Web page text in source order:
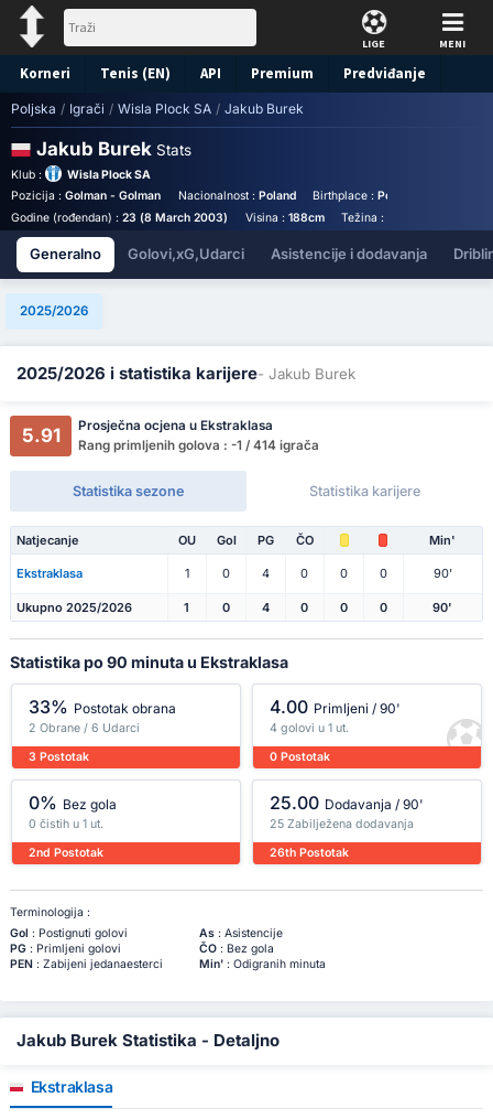
LIGE MENI
Korneri Tenis (EN) API Premium Predviđanje
Poljska / Igrači / Wisla Plock SA / Jakub Burek
Jakub Burek Stats
Klub :
Wisla Plock SA
Pozicija : Golman - Golman Nacionalnost : Poland Birthplace :Poland - Poland
Godine (rođendan) : 23 (8 March 2003) Visina : 188cm Težina :
Generalno Golovi,xG,Udarci Asistencije i dodavanja
2025/2026
2025/2026 i statistika karijere- Jakub Burek
5.91
Prosječna ocjena u Ekstraklasa
Rang primljenih golova : -1 / 414 igrača
Statistika sezone Statistika karijere
Natjecanje OU Gol PG ČO Min'
Ekstraklasa 1 0 4 0 0 0 90'
Ukupno 2025/2026 1 0 4 0 0 0 90'
Statistika po 90 minuta u Ekstraklasa
33% Postotak obrana
2 Obrane / 6 Udarci
3 Postotak
4.00 Primljeni / 90'
4 golovi u 1 ut.
0 Postotak
0% Bez gola
0 čistih u 1 ut.
2nd Postotak
25.00 Dodavanja / 90'
25 Zabilježena dodavanja
26th Postotak
Terminologija :
Gol : Postignuti golovi As: Asistencije
PG: Primljeni golovi ČO: Bez gola
PEN: Zabijeni jedanaesterci Min': Odigranih minuta
Jakub Burek Statistika - Detaljno
Ekstraklasa